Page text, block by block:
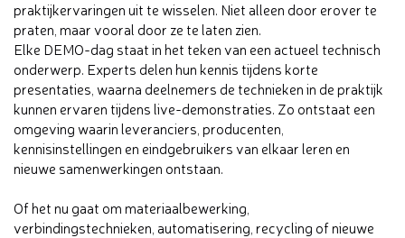
praktijkervaringen uit te wisselen. Niet alleen door erover te
praten, maar vooral door ze te laten zien.
Elke DEMO-dag staat in het teken van een actueel technisch
onderwerp. Experts delen hun kennis tijdens korte
presentaties, waarna deelnemers de technieken in de praktijk
kunnen ervaren tijdens live-demonstraties. Zo ontstaat een
omgeving waarin leveranciers, producenten,
kennisinstellingen en eindgebruikers van elkaar leren en
nieuwe samenwerkingen ontstaan.
Of het nu gaat om materiaalbewerking,
verbindingstechnieken, automatisering, recycling of nieuwe